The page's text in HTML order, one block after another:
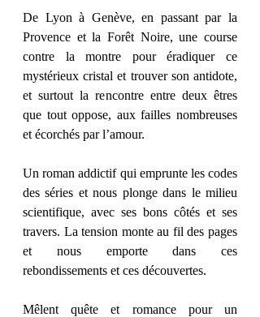
De Lyon à Genève, en passant par la
Provence et la Forêt Noire, une course
contre la montre pour éradiquer ce
mystérieux cristal et trouver son antidote,
et surtout la rencontre entre deux êtres
que tout oppose, aux failles nombreuses
et écorchés par l’amour.
Un roman addictif qui emprunte les codes
des séries et nous plonge dans le milieu
scientifique, avec ses bons côtés et ses
travers. La tension monte au fil des pages
et nous emporte dans ces
rebondissements et ces découvertes.
Mêlent quête et romance pour un